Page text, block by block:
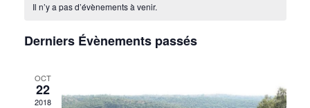
date.
de
Évènements
Il n’y a pas d’évènements à venir.
Derniers Évènements passés
OCT
22
2018